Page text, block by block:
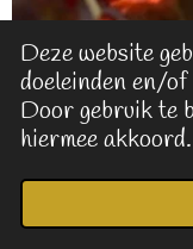
Deze website
doeleinden en/
Door gebruik te
hiermee akkoord.